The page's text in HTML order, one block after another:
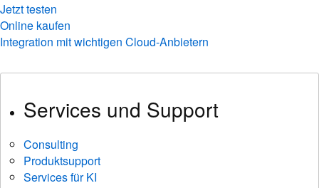
Jetzt testen
Online kaufen
Integration mit wichtigen Cloud-Anbietern
Services und Support
Consulting
Produktsupport
Services für KI